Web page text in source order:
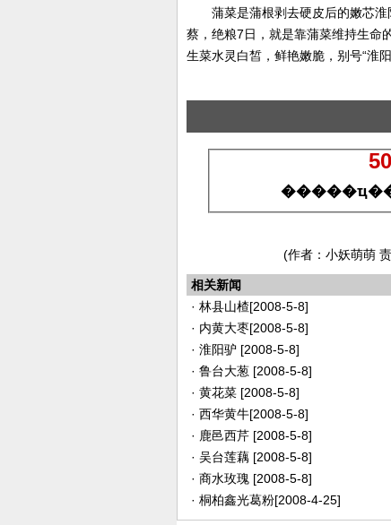
蒲菜是蒲根剥去硬皮后的嫩芯淮
蔡，绝粮7日，就是靠蒲菜维持生命
生菜水灵白皙，鲜艳嫩脆，别号“淮
(作者：小妖萌萌
相关新闻
· 林县山楂[2008-5-8]
· 内黄大枣[2008-5-8]
· 淮阳驴 [2008-5-8]
· 鲁台大葱 [2008-5-8]
· 黄花菜 [2008-5-8]
· 西华黄牛[2008-5-8]
· 鹿邑西芹 [2008-5-8]
· 吴台莲藕 [2008-5-8]
· 商水玫瑰 [2008-5-8]
· 桐柏鑫光葛粉[2008-4-25]